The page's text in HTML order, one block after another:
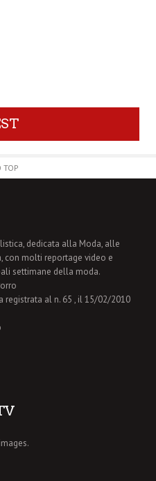
TOP
dedicata alla Moda, alle
con molti reportage video e
settimane della moda.
registrata al n. 65 , il 15/02/2010